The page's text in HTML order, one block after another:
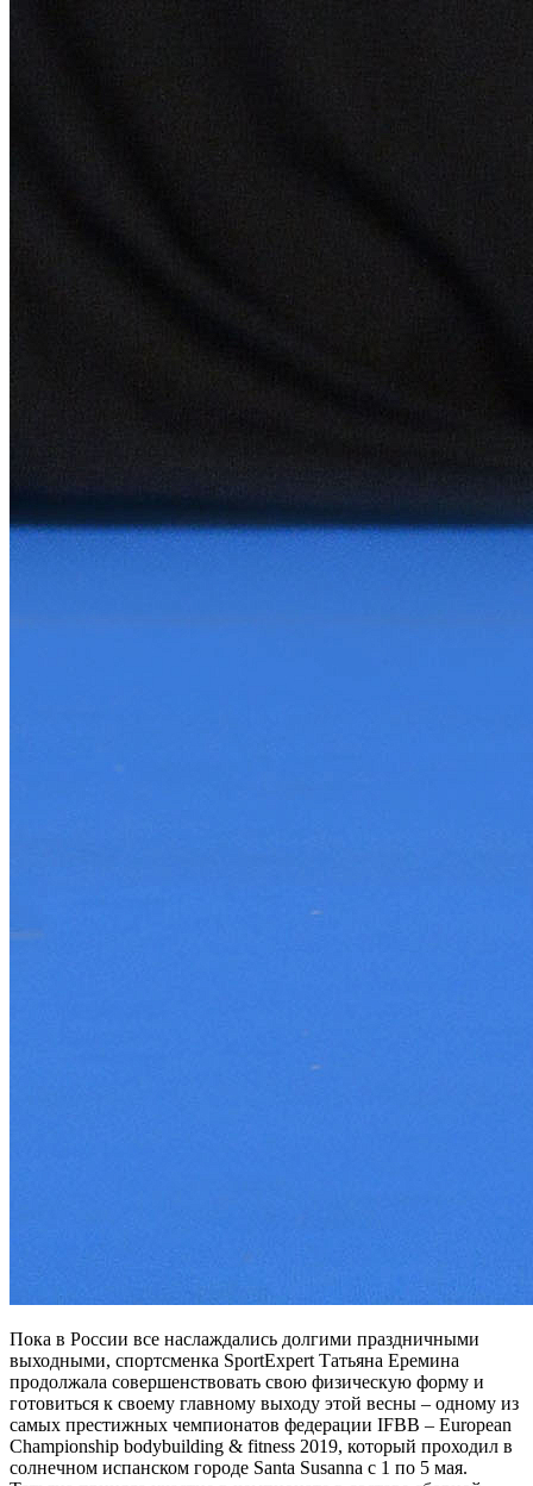
Пока в России все наслаждались долгими праздничными
выходными, спортсменка SportExpert Татьяна Еремина
продолжала совершенствовать свою физическую форму и
готовиться к своему главному выходу этой весны – одному из
самых престижных чемпионатов федерации IFBB – European
Championship bodybuilding & fitness 2019, который проходил в
солнечном испанском городе Santa Susanna с 1 по 5 мая.